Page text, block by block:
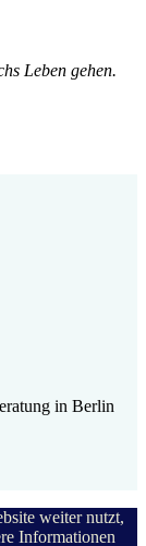
Leben gehen.
in Berlin
weiter nutzt,
Informationen